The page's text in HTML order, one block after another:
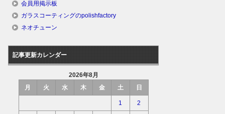
会員用掲示板
ガラスコーティングのpolishfactory
ネオチューン
記事更新カレンダー
2026年8月
月
火 水 木 金 土 日
1 2